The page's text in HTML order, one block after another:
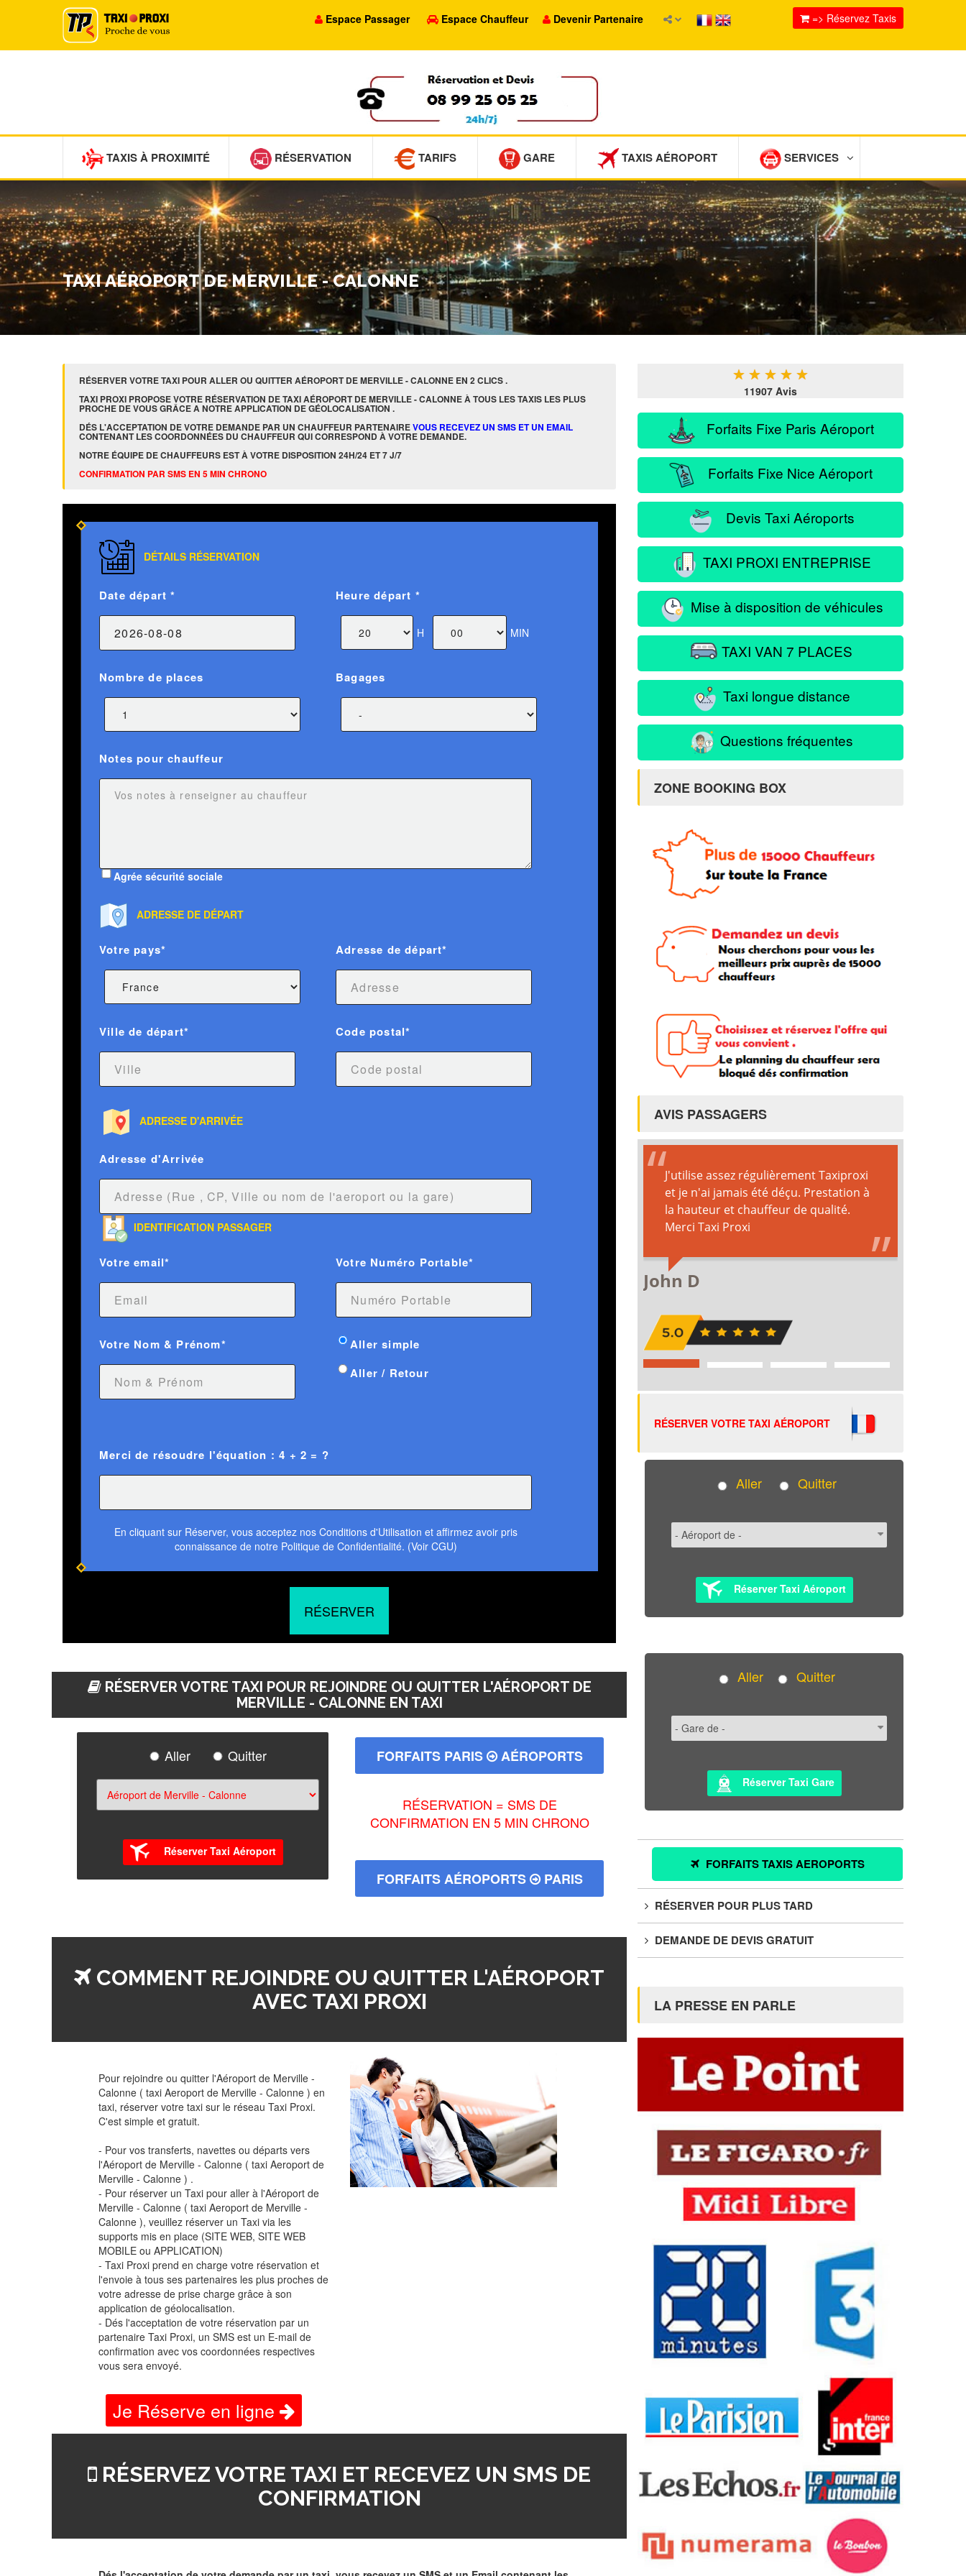
Espace Passager Espace Chauffeur Devenir Partenaire => Réservez Taxis
TAXIS À PROXIMITÉ RÉSERVATION TARIFS GARE TAXIS AÉROPORT SERVICES
TAXI AÉROPORT DE MERVILLE - CALONNE
RÉSERVER VOTRE TAXI POUR ALLER OU QUITTER AÉROPORT DE MERVILLE - CALONNE EN 2 CLICS .
TAXI PROXI PROPOSE VOTRE RÉSERVATION DE TAXI AÉROPORT DE MERVILLE - CALONNE À TOUS LES TAXIS LES PLUS
PROCHE DE VOUS GRÂCE A NOTRE APPLICATION DE GÉOLOCALISATION .
DÉS L'ACCEPTATION DE VOTRE DEMANDE PAR UN CHAUFFEUR PARTENAIREVOUS RECEVEZ UN SMS ET UN EMAIL
CONTENANT LES COORDONNÉES DU CHAUFFEUR QUI CORRESPOND À VOTRE DEMANDE.
NOTRE ÉQUIPE DE CHAUFFEURS EST À VOTRE DISPOSITION 24H/24 ET 7 J/7
CONFIRMATION PAR SMS EN 5 MIN CHRONO
DÉTAILS RÉSERVATION
Date départ * Heure départ *
H MIN
Nombre de places Bagages
Notes pour chauffeur
Agrée sécurité sociale
ADRESSE DE DÉPART
Votre pays* Adresse de départ*
Ville de départ* Code postal*
ADRESSE D'ARRIVÉE
Adresse d'Arrivée
IDENTIFICATION PASSAGER
Votre email* Votre Numéro Portable*
Votre Nom & Prénom*
Aller simple
Aller / Retour
Merci de résoudre l'équation : 4 + 2 = ?
En cliquant sur Réserver, vous acceptez nos Conditions d'Utilisation et affirmez avoir pris
connaissance de notre Politique de Confidentialité. (Voir CGU)
RÉSERVER
RÉSERVER VOTRE TAXI POUR REJOINDRE OU QUITTER L'AÉROPORT DE
MERVILLE - CALONNE EN TAXI
Aller Quitter
Réserver Taxi Aéroport
FORFAITS PARIS AÉROPORTS
RÉSERVATION = SMS DE
CONFIRMATION EN 5 MIN CHRONO
FORFAITS AÉROPORTS PARIS
COMMENT REJOINDRE OU QUITTER L'AÉROPORT
AVEC TAXI PROXI
Pour rejoindre ou quitter l'Aéroport de Merville -
Calonne ( taxi Aeroport de Merville - Calonne ) en
taxi, réserver votre taxi sur le réseau Taxi Proxi.
C'est simple et gratuit.
- Pour vos transferts, navettes ou départs vers
l'Aéroport de Merville - Calonne ( taxi Aeroport de
Merville - Calonne ) .
- Pour réserver un Taxi pour aller à l'Aéroport de
Merville - Calonne ( taxi Aeroport de Merville -
Calonne ), veuillez réserver un Taxi via les
supports mis en place (SITE WEB, SITE WEB
MOBILE ou APPLICATION)
- Taxi Proxi prend en charge votre réservation et
l'envoie à tous ses partenaires les plus proches de
votre adresse de prise charge grâce à son
application de géolocalisation.
- Dés l'acceptation de votre réservation par un
partenaire Taxi Proxi, un SMS est un E-mail de
confirmation avec vos coordonnées respectives
vous sera envoyé.
Je Réserve en ligne
RÉSERVEZ VOTRE TAXI ET RECEVEZ UN SMS DE
CONFIRMATION
★ ★ ★ ★ ★
11907 Avis
Forfaits Fixe Paris Aéroport
Forfaits Fixe Nice Aéroport
Devis Taxi Aéroports
TAXI PROXI ENTREPRISE
Mise à disposition de véhicules
TAXI VAN 7 PLACES
Taxi longue distance
Questions fréquentes
ZONE BOOKING BOX
AVIS PASSAGERS
RÉSERVER VOTRE TAXI AÉROPORT
Aller Quitter
Réserver Taxi Aéroport
Aller Quitter
Réserver Taxi Gare
FORFAITS TAXIS AEROPORTS
RÉSERVER POUR PLUS TARD
DEMANDE DE DEVIS GRATUIT
LA PRESSE EN PARLE